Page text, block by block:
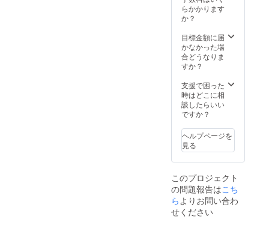
らかかります
か？
目標金額に届
かなかった場
合どうなりま
すか？
支援で困った
時はどこに相
談したらいい
ですか？
ヘルプページを
見る
このプロジェクト
の問題報告はこち
らよりお問い合わ
せください